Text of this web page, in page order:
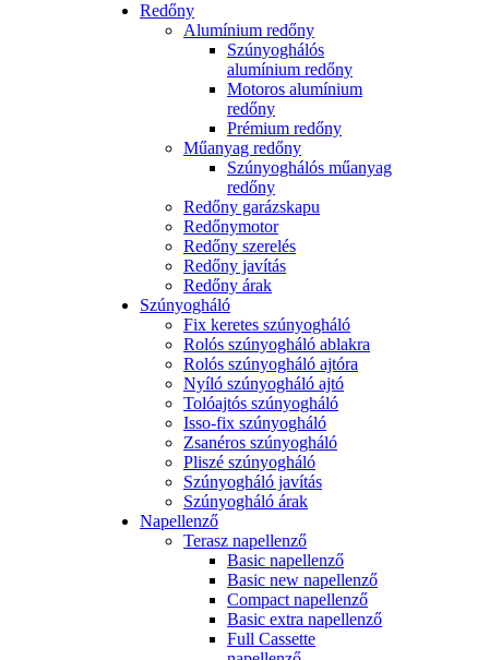
Redőny
Alumínium redőny
Szúnyoghálós
alumínium redőny
Motoros alumínium
redőny
Prémium redőny
Műanyag redőny
Szúnyoghálós műanyag
redőny
Redőny garázskapu
Redőnymotor
Redőny szerelés
Redőny javítás
Redőny árak
Szúnyogháló
Fix keretes szúnyogháló
Rolós szúnyogháló ablakra
Rolós szúnyogháló ajtóra
Nyíló szúnyogháló ajtó
Tolóajtós szúnyogháló
Isso-fix szúnyogháló
Zsanéros szúnyogháló
Pliszé szúnyogháló
Szúnyogháló javítás
Szúnyogháló árak
Napellenző
Terasz napellenző
Basic napellenző
Basic new napellenző
Compact napellenző
Basic extra napellenző
Full Cassette